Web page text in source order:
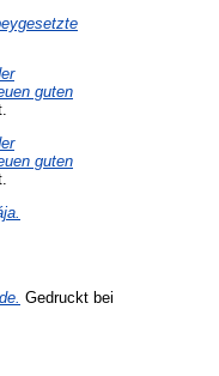
guten
guten
Gedruckt bei